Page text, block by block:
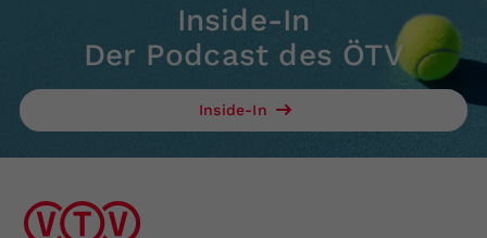
Inside-In
Der Podcast des ÖTV
Inside-In